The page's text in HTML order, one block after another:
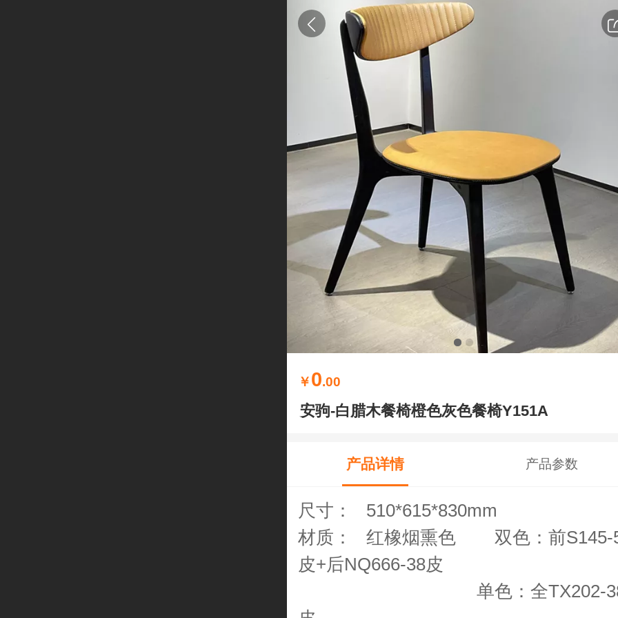
￥0.00
安驹-白腊木餐椅橙色灰色餐椅Y151A
产品详情 产品参数
尺寸： 510*615*830mm
材质： 红橡烟熏色 双色：前S145-
皮+后NQ666-38皮
单色：全TX202-